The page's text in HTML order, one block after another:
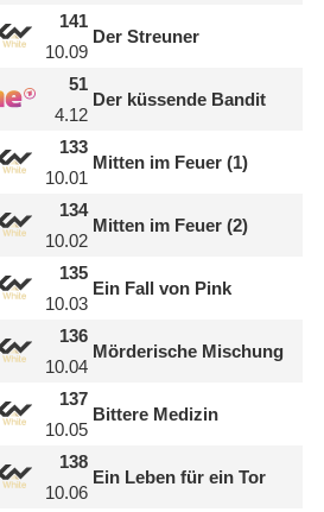
141
10.09
Der Streuner
51
4.12
Der küssende Bandit
133
10.01
Mitten im Feuer (1)
134
10.02
Mitten im Feuer (2)
135
10.03
Ein Fall von Pink
136
10.04
Mörderische Mischung
137
10.05
Bittere Medizin
138
10.06
Ein Leben für ein Tor